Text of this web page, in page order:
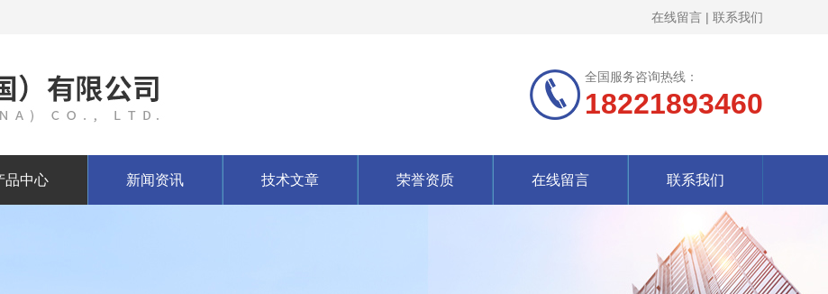
在线留言 | 联系我们
全国服务咨询热线：
18221893460
品中心 新闻资讯 技术文章 荣誉资质 在线留言 联系我们